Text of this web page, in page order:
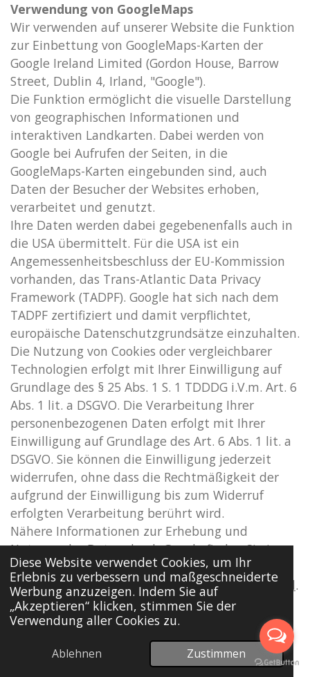
Diese Website verwendet Cookies, um Ihr
Erlebnis zu verbessern und maßgeschneiderte
Werbung anzuzeigen. Indem Sie auf
„Akzeptieren“ klicken, stimmen Sie der
Verwendung aller Cookies zu.
Ablehnen Zustimmen
Verwendung von GoogleMaps
Wir verwenden auf unserer Website die Funktion
zur Einbettung von GoogleMaps-Karten der
Google Ireland Limited (Gordon House, Barrow
Street, Dublin 4, Irland, "Google").
Die Funktion ermöglicht die visuelle Darstellung
von geographischen Informationen und
interaktiven Landkarten. Dabei werden von
Google bei Aufrufen der Seiten, in die
GoogleMaps-Karten eingebunden sind, auch
Daten der Besucher der Websites erhoben,
verarbeitet und genutzt.
Ihre Daten werden dabei gegebenenfalls auch in
die USA übermittelt. Für die USA ist ein
Angemessenheitsbeschluss der EU-Kommission
vorhanden, das Trans-Atlantic Data Privacy
Framework (TADPF). Google hat sich nach dem
TADPF zertifiziert und damit verpflichtet,
europäische Datenschutzgrundsätze einzuhalten.
Die Nutzung von Cookies oder vergleichbarer
Technologien erfolgt mit Ihrer Einwilligung auf
Grundlage des § 25 Abs. 1 S. 1 TDDDG i.V.m. Art. 6
Abs. 1 lit. a DSGVO. Die Verarbeitung Ihrer
personenbezogenen Daten erfolgt mit Ihrer
Einwilligung auf Grundlage des Art. 6 Abs. 1 lit. a
DSGVO. Sie können die Einwilligung jederzeit
widerrufen, ohne dass die Rechtmäßigkeit der
aufgrund der Einwilligung bis zum Widerruf
erfolgten Verarbeitung berührt wird.
Nähere Informationen zur Erhebung und
Nutzung der Daten durch Google finden Sie in
den Datenschutzhinweisen von Google
unterhttps://www.google.com/privacypolicy.html.
Dort haben Sie auch im Datenschutzcenter die
Möglichkeit Ihre Einstellungen zu verändern, so
dass Sie Ihre von Google verarbeiteten Daten
verwalten und schützen können.